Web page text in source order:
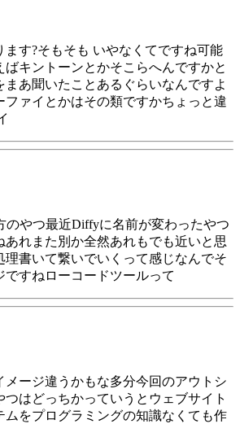
ます?そもそも いやなくてですね可能
ばキントーンとかそこらへんですかと
まあ聞いたことあるぐらいなんですよ
ファイとかはその類ですかちょっと違
のやつ最近Diffyに名前が変わったやつ
あれまた別か全然あれもでも近いと思
理書いて繋いでいくって感じなんでそ
ですねローコードツールって
メージ違うかもな多分今回のアウトシ
つはどっちかっていうとウェブサイト
ムをプログラミングの知識なくても作